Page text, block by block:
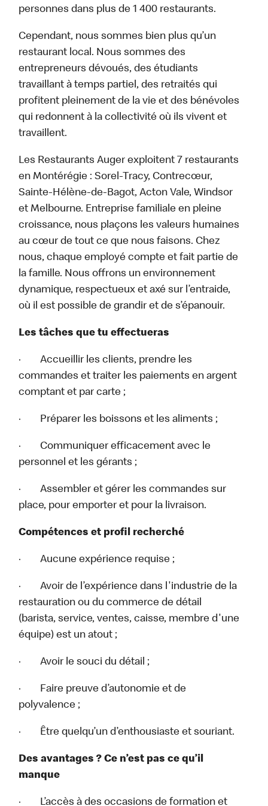
personnes dans plus de 1 400 restaurants.
Cependant, nous sommes bien plus qu’un
restaurant local. Nous sommes des
entrepreneurs dévoués, des étudiants
travaillant à temps partiel, des retraités qui
profitent pleinement de la vie et des bénévoles
qui redonnent à la collectivité où ils vivent et
travaillent.
Les Restaurants Auger exploitent 7 restaurants
en Montérégie : Sorel-Tracy, Contrecœur,
Sainte-Hélène-de-Bagot, Acton Vale, Windsor
et Melbourne. Entreprise familiale en pleine
croissance, nous plaçons les valeurs humaines
au cœur de tout ce que nous faisons. Chez
nous, chaque employé compte et fait partie de
la famille. Nous offrons un environnement
dynamique, respectueux et axé sur l’entraide,
où il est possible de grandir et de s’épanouir.
Les tâches que tu effectueras
· Accueillir les clients, prendre les
commandes et traiter les paiements en argent
comptant et par carte ;
· Préparer les boissons et les aliments ;
· Communiquer efficacement avec le
personnel et les gérants ;
· Assembler et gérer les commandes sur
place, pour emporter et pour la livraison.
Compétences et profil recherché
· Aucune expérience requise ;
· Avoir de l’expérience dans l'industrie de la
restauration ou du commerce de détail
(barista, service, ventes, caisse, membre d'une
équipe) est un atout ;
· Avoir le souci du détail ;
· Faire preuve d’autonomie et de
polyvalence ;
· Être quelqu’un d’enthousiaste et souriant.
Des avantages ? Ce n’est pas ce qu’il
manque
· L’accès à des occasions de formation et